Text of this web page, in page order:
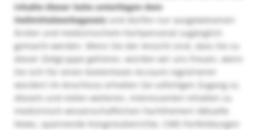
Inhalte dieser Seite unterliegen dem
Heilmittelwerbegesetzund dürfen nur ausgewiesenen
Ärzten und medizinischem Fachpersonal zugänglich
gemacht werden. Wenn Sie der Ansicht sind, dass Sie zu
dieser Zielgruppe gehören, würden wir uns freuen, wenn
Sie sich für einen kostenlosen Account registrieren
würden! Im Anschluss erhalten Sie sofortigen Zugang zu
diesem und vielen weiteren, interessanten Inhalten zu
medizinisch-wissenschaftlichen Fachthemen! Aktuelle
News, spannende Kongressberichte, CME-Fortbildungen